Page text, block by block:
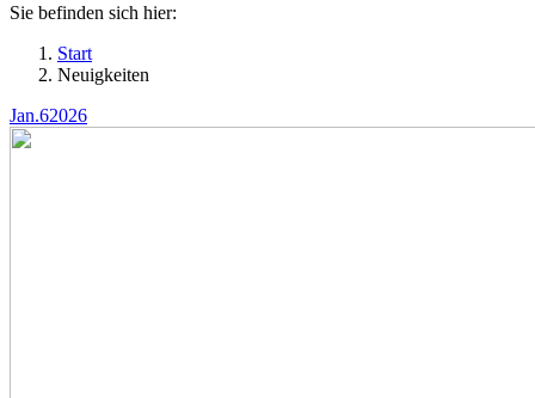
Sie befinden sich hier:
Start
Neuigkeiten
Jan.62026